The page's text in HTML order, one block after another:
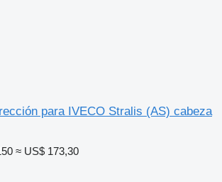
para IVECO Stralis (AS) cabeza
≈ US$ 173,30